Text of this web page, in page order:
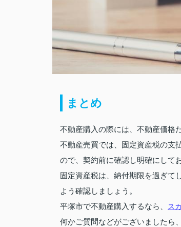
まとめ
不動産購入の際には、不動産価格
不動産売買では、固定資産税の支
ので、契約前に確認し明確にして
固定資産税は、納付期限を過ぎて
よう確認しましょう。
平塚市で不動産購入するなら、
ス
何かご質問などがございましたら